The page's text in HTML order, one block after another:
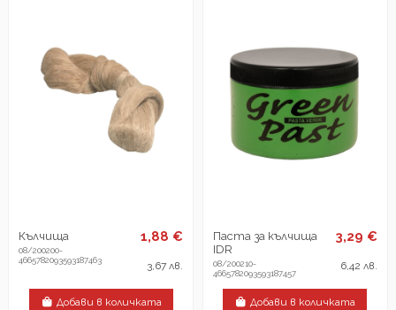
Кълчища
08/200200-
4665782093593187463
1,88 €
3,67 лв.
Добави в количката
Паста за кълчища
IDR
08/200210-
4665782093593187457
3,29 €
6,42 лв.
Добави в количката